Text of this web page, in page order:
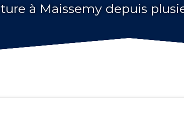
à Maissemy depuis